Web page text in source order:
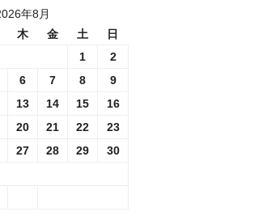
年8月
木 金 土 日
1
2
6 7 8
9
13 14 15
16
20 21 22
23
27 28 29
30